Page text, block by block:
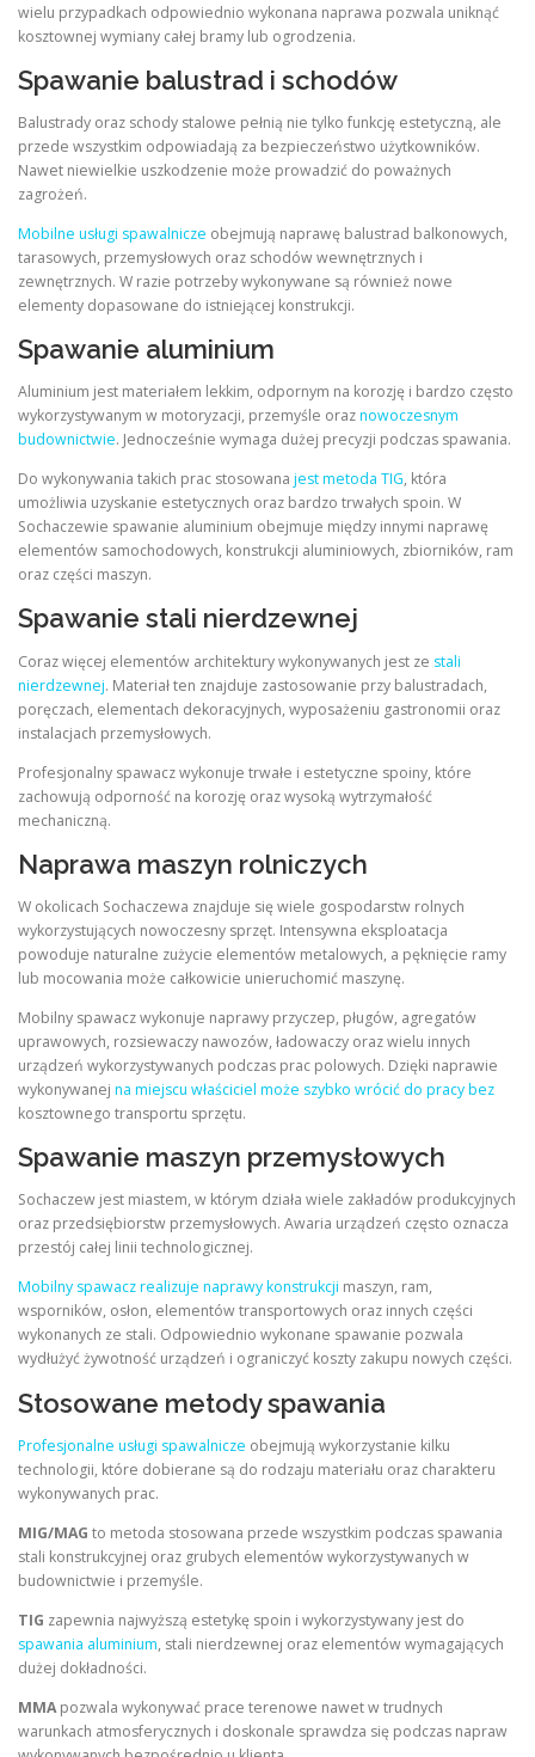
wielu przypadkach odpowiednio wykonana naprawa pozwala uniknąć
kosztownej wymiany całej bramy lub ogrodzenia.
Spawanie balustrad i schodów
Balustrady oraz schody stalowe pełnią nie tylko funkcję estetyczną, ale
przede wszystkim odpowiadają za bezpieczeństwo użytkowników.
Nawet niewielkie uszkodzenie może prowadzić do poważnych
zagrożeń.
Mobilne usługi spawalnicze obejmują naprawę balustrad balkonowych,
tarasowych, przemysłowych oraz schodów wewnętrznych i
zewnętrznych. W razie potrzeby wykonywane są również nowe
elementy dopasowane do istniejącej konstrukcji.
Spawanie aluminium
Aluminium jest materiałem lekkim, odpornym na korozję i bardzo często
wykorzystywanym w motoryzacji, przemyśle oraznowoczesnym
budownictwie. Jednocześnie wymaga dużej precyzji podczas spawania.
Do wykonywania takich prac stosowana jest metoda TIG, która
umożliwia uzyskanie estetycznych oraz bardzo trwałych spoin. W
Sochaczewie spawanie aluminium obejmuje między innymi naprawę
elementów samochodowych, konstrukcji aluminiowych, zbiorników, ram
oraz części maszyn.
Spawanie stali nierdzewnej
Coraz więcej elementów architektury wykonywanych jest ze stali
nierdzewnej. Materiał ten znajduje zastosowanie przy balustradach,
poręczach, elementach dekoracyjnych, wyposażeniu gastronomii oraz
instalacjach przemysłowych.
Profesjonalny spawacz wykonuje trwałe i estetyczne spoiny, które
zachowują odporność na korozję oraz wysoką wytrzymałość
mechaniczną.
Naprawa maszyn rolniczych
W okolicach Sochaczewa znajduje się wiele gospodarstw rolnych
wykorzystujących nowoczesny sprzęt. Intensywna eksploatacja
powoduje naturalne zużycie elementów metalowych, a pęknięcie ramy
lub mocowania może całkowicie unieruchomić maszynę.
Mobilny spawacz wykonuje naprawy przyczep, pługów, agregatów
uprawowych, rozsiewaczy nawozów, ładowaczy oraz wielu innych
urządzeń wykorzystywanych podczas prac polowych. Dzięki naprawie
wykonywanej na miejscu właściciel może szybko wrócić do pracy bez
kosztownego transportu sprzętu.
Spawanie maszyn przemysłowych
Sochaczew jest miastem, w którym działa wiele zakładów produkcyjnych
oraz przedsiębiorstw przemysłowych. Awaria urządzeń często oznacza
przestój całej linii technologicznej.
Mobilny spawacz realizuje naprawy konstrukcji maszyn, ram,
wsporników, osłon, elementów transportowych oraz innych części
wykonanych ze stali. Odpowiednio wykonane spawanie pozwala
wydłużyć żywotność urządzeń i ograniczyć koszty zakupu nowych części.
Stosowane metody spawania
Profesjonalne usługi spawalnicze obejmują wykorzystanie kilku
technologii, które dobierane są do rodzaju materiału oraz charakteru
wykonywanych prac.
MIG/MAG to metoda stosowana przede wszystkim podczas spawania
stali konstrukcyjnej oraz grubych elementów wykorzystywanych w
budownictwie i przemyśle.
TIG zapewnia najwyższą estetykę spoin i wykorzystywany jest do
spawania aluminium, stali nierdzewnej oraz elementów wymagających
dużej dokładności.
MMApozwala wykonywać prace terenowe nawet w trudnych
warunkach atmosferycznych i doskonale sprawdza się podczas napraw